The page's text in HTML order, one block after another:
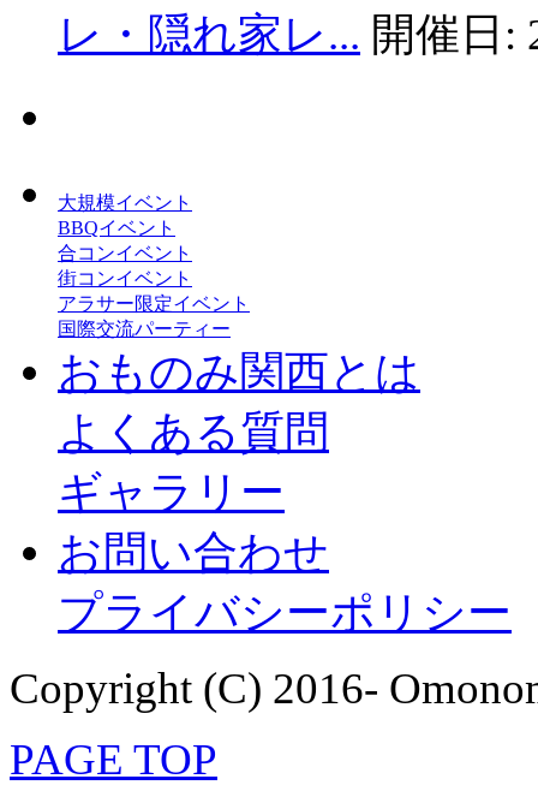
レ・隠れ家レ... 開催日:
大規模イベント
BBQイベント
合コンイベント
街コンイベント
アラサー限定イベント
国際交流パーティー
おものみ関西とは
よくある質問
ギャラリー
お問い合わせ
プライバシーポリシー
Copyright (C) 2016-
PAGE TOP